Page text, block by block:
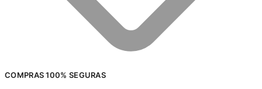
COMPRAS 100% SEGURAS